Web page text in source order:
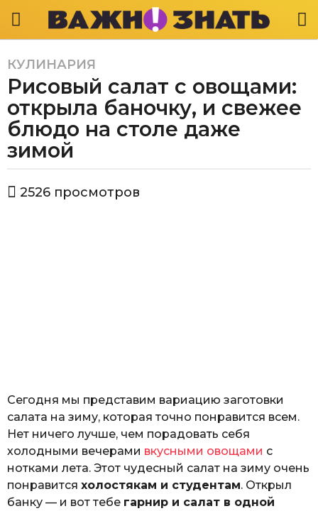
6
л
т
a
g
6
л
КУЛИНАРИЯ
Рисовый салат с овощами:
открыла баночку, и свежее
блюдо на столе даже
зимой
в
2526 просмотров
Сегодня мы представим вариацию заготовки
салата на зиму, которая точно понравится всем.
Нет ничего лучше, чем порадовать себя
холодными вечерами вкусными овощами с
нотками лета. Этот чудесный салат на зиму очень
понравится холостякам и студентам. Открыл
банку — и вот тебе гарнир и салат в одной